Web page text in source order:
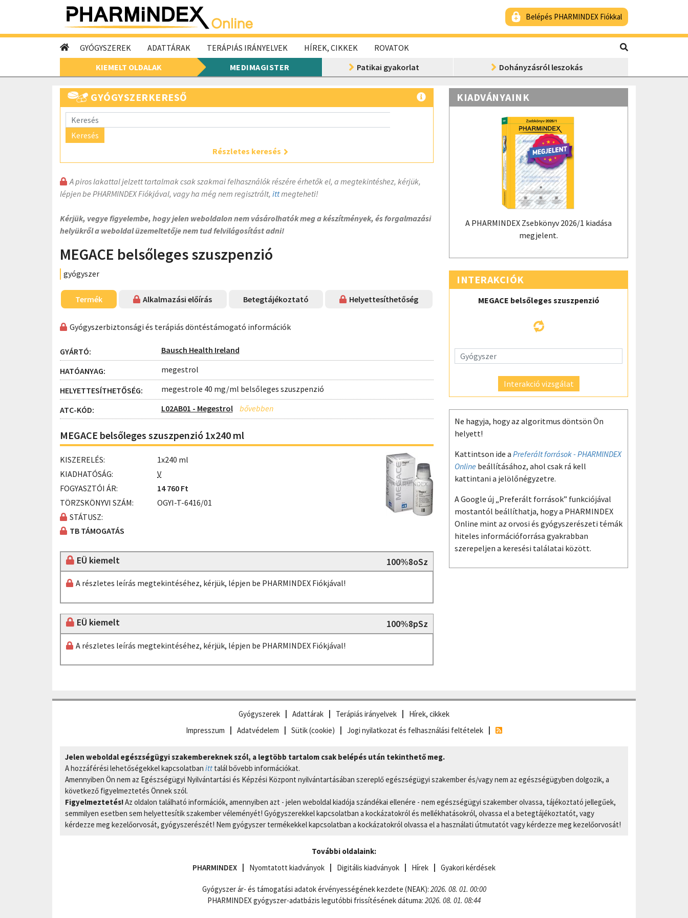
Belépés PHARMINDEX Fiókkal
GYÓGYSZEREK ADATTÁRAK TERÁPIÁS IRÁNYELVEK HÍREK, CIKKEK
ROVATOK
KIEMELT OLDALAK
MEDIMAGISTER Patikai gyakorlat Dohányzásról leszokás
GYÓGYSZERKERESŐ
Keresés
Részletes keresés
A piros lakattal jelzett tartalmak csak szakmai felhasználók részére érhetők el, a megtekintéshez, kérjük,
lépjen be PHARMINDEX Fiókjával, vagy ha még nem regisztrált, ittmegteheti!
Kérjük, vegye figyelembe, hogy jelen weboldalon nem vásárolhatók meg a készítmények, és forgalmazási
helyükről a weboldal üzemeltetője nem tud felvilágosítást adni!
MEGACE belsőleges szuszpenzió
gyógyszer
Termék Alkalmazási előírás Betegtájékoztató Helyettesíthetőség
Gyógyszerbiztonsági és terápiás döntéstámogató információk
GYÁRTÓ: Bausch Health Ireland
HATÓANYAG: megestrol
HELYETTESÍTHETŐSÉG: megestrole 40 mg/ml belsőleges szuszpenzió
ATC-KÓD: L02AB01 - Megestrol
MEGACE belsőleges szuszpenzió 1x240 ml
KISZERELÉS:
1x240 ml
KIADHATÓSÁG:
V
FOGYASZTÓI ÁR:
14 760 Ft
TÖRZSKÖNYVI SZÁM:
OGYI-T-6416/01
STÁTUSZ:
TB TÁMOGATÁS
EÜ kiemelt 100%8oSz
A részletes leírás megtekintéséhez, kérjük, lépjen be PHARMINDEX Fiókjával!
EÜ kiemelt 100%8pSz
A részletes leírás megtekintéséhez, kérjük, lépjen be PHARMINDEX Fiókjával!
KIADVÁNYAINK
A PHARMINDEX Zsebkönyv 2026/1 kiadása
megjelent.
INTERAKCIÓK
MEGACE belsőleges szuszpenzió
Interakció vizsgálat
Ne hagyja, hogy az algoritmus döntsön Ön
helyett!
Kattintson ide a Preferált források - PHARMINDEX
Online beállításához, ahol csak rá kell
kattintani a jelölőnégyzetre.
A Google új „Preferált források” funkciójával
mostantól beállíthatja, hogy a PHARMINDEX
Online mint az orvosi és gyógyszerészeti témák
hiteles információforrása gyakrabban
szerepeljen a keresési találatai között.
Gyógyszerek Adattárak Terápiás irányelvek
Hírek, cikkek
Impresszum
Adatvédelem Sütik (cookie) Jogi nyilatkozat és felhasználási feltételek
Jelen weboldal egészségügyi szakembereknek szól, a legtöbb tartalom csak belépés után tekinthető meg.
A hozzáférési lehetőségekkel kapcsolatban itt talál bővebb információkat.
Amennyiben Ön nem az Egészségügyi Nyilvántartási és Képzési Központ nyilvántartásában szereplő egészségügyi szakember és/vagy nem az egészségügyben dolgozik, a
következő figyelmeztetés Önnek szól.
Figyelmeztetés!Az oldalon található információk, amennyiben azt - jelen weboldal kiadója szándékai ellenére - nem egészségügyi szakember olvassa, tájékoztató jellegűek,
semmilyen esetben sem helyettesítik szakember véleményét! Gyógyszerekkel kapcsolatban a kockázatokról és mellékhatásokról, olvassa el a betegtájékoztatót, vagy
kérdezze meg kezelőorvosát, gyógyszerészét! Nem gyógyszer termékekkel kapcsolatban a kockázatokról olvassa el a használati útmutatót vagy kérdezze meg kezelőorvosát!
További oldalaink:
PHARMINDEX
Nyomtatott kiadványok Digitális kiadványok Hírek Gyakori kérdések
Gyógyszer ár- és támogatási adatok érvényességének kezdete (NEAK): 2026. 08. 01. 00:00
PHARMINDEX gyógyszer-adatbázis legutóbbi frissítésének dátuma: 2026. 08. 01. 08:44